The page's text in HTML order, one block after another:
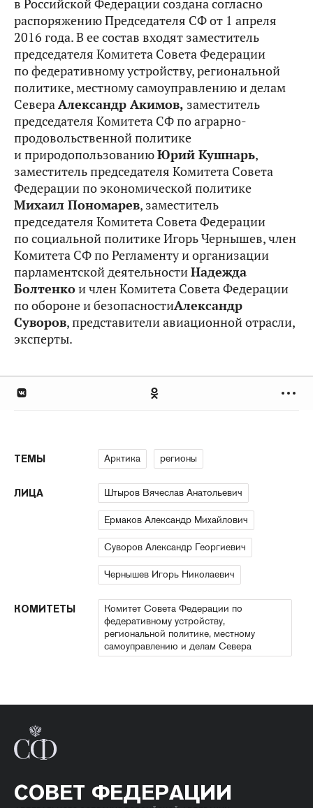
в Российской Федерации создана согласно
распоряжению Председателя СФ от 1 апреля
2016 года. В ее состав входят заместитель
председателя Комитета Совета Федерации
по федеративному устройству, региональной
политике, местному самоуправлению и делам
СевераАлександр Акимов, заместитель
председателя Комитета СФ по аграрно-
продовольственной политике
и природопользованиюЮрий Кушнарь,
заместитель председателя Комитета Совета
Федерации по экономической политике
Михаил Пономарев, заместитель
председателя Комитета Совета Федерации
по социальной политике Игорь Чернышев, член
Комитета СФ по Регламенту и организации
парламентской деятельностиНадежда
Болтенкои член Комитета Совета Федерации
по обороне и безопасностиАлександр
Суворов, представители авиационной отрасли,
эксперты.
ТЕМЫ Арктика регионы
ЛИЦА Штыров Вячеслав Анатольевич
Ермаков Александр Михайлович
Суворов Александр Георгиевич
Чернышев Игорь Николаевич
КОМИТЕТЫ
Комитет Совета Федерации по
федеративному устройству,
региональной политике, местному
самоуправлению и делам Севера
СОВЕТ ФЕДЕРАЦИИ